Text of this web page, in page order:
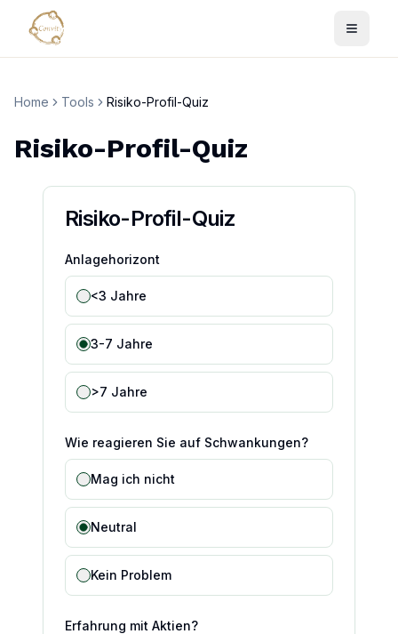
Home Tools Risiko-Profil-Quiz
Risiko-Profil-Quiz
Risiko-Profil-Quiz
Anlagehorizont
<3 Jahre
3-7 Jahre
>7 Jahre
Wie reagieren Sie auf Schwankungen?
Mag ich nicht
Neutral
Kein Problem
Erfahrung mit Aktien?